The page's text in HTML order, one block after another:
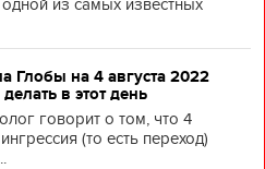
из самых известных
Глобы на 4 августа 2022
в этот день
говорит о том, что 4
(то есть переход)